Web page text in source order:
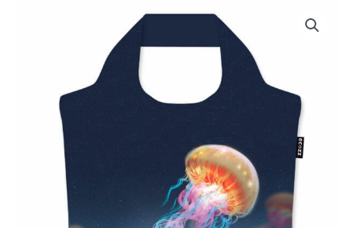
Luadthong
množství